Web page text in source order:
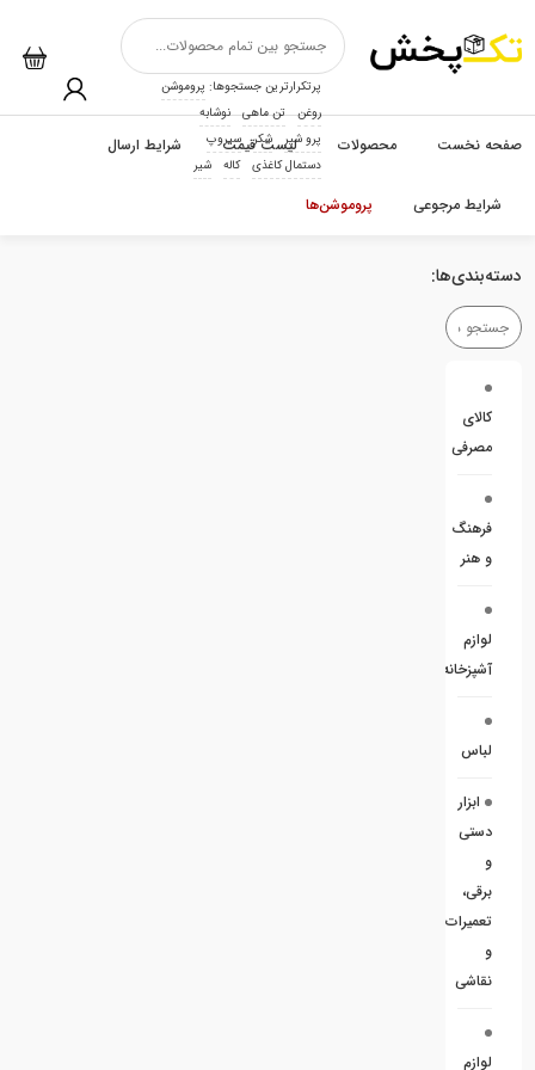
پرتکرارترین جستجوها: پروموشن
روغن
تن ماهی
نوشابه
پرو شیر
شکر
سیروپ
دستمال کاغذی
کاله شیر
صفحه نخست محصولات لیست قیمت شرایط ارسال
شرایط مرجوعی پروموشن‌ها
دسته‌بندی‌ها:
کالای
مصرفی
فرهنگ
و هنر
لوازم
آشپزخانه
لباس
ابزار
دستی
و
برقی،
تعمیرات
و
نقاشی
لوازم